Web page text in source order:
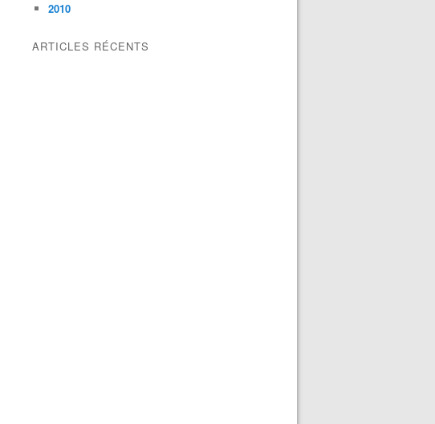
2010
ARTICLES RÉCENTS